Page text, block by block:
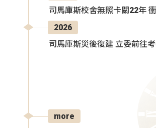
司馬庫斯校舍無照卡關22年
2026
司馬庫斯災後復建 立委前往
more